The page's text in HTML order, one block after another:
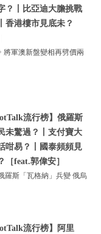
？丨比亞迪大膽挑戰
香港樓市見底未？
將軍澳新盤變相再劈價兩
流行榜】俄羅斯
未驚過？丨支付寶大
咁易？丨國泰頻頻見
［feat.郭偉安］
羅斯「瓦格納」兵變 俄烏
流行榜】阿里